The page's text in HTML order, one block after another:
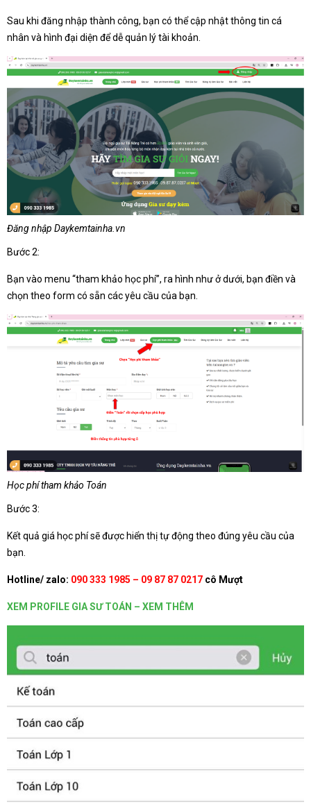
Sau khi đăng nhập thành công, bạn có thể cập nhật thông tin cá
nhân và hình đại diện để dễ quản lý tài khoản.
Đăng nhập Daykemtainha.vn
Bước 2:
Bạn vào menu “tham khảo học phí”, ra hình như ở dưới, bạn điền và
chọn theo form có sẵn các yêu cầu của bạn.
Học phí tham khảo Toán
Bước 3:
Kết quả giá học phí sẽ được hiển thị tự động theo đúng yêu cầu của
bạn.
Hotline/ zalo: 090 333 1985 – 09 87 87 0217 cô Mượt
XEM PROFILE GIA SƯ TOÁN – XEM THÊM